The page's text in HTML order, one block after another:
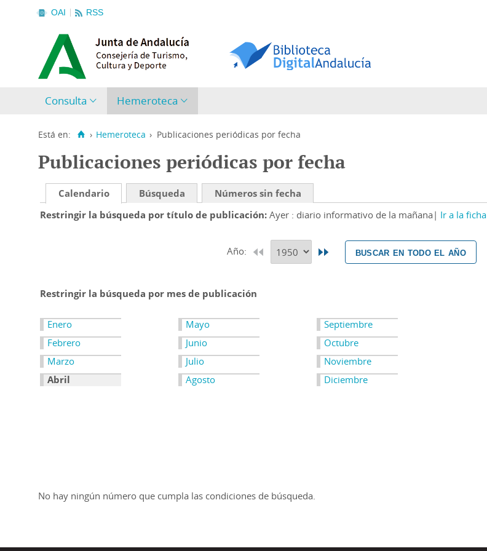
OAI RSS
Consulta Hemeroteca
Está en: › Hemeroteca › Publicaciones periódicas por fecha
Publicaciones periódicas por fecha
Calendario Búsqueda
Números sin fecha
Restringir la búsqueda por título de publicación Ayer : diario informativo de la mañana Ir a la ficha
Año: buscar en todo el año
Restringir la búsqueda por mes de publicación
Enero
Febrero
Marzo
Abril
Mayo
Junio
Julio
Agosto
Septiembre
Octubre
Noviembre
Diciembre
No hay ningún número que cumpla las condiciones de búsqueda.